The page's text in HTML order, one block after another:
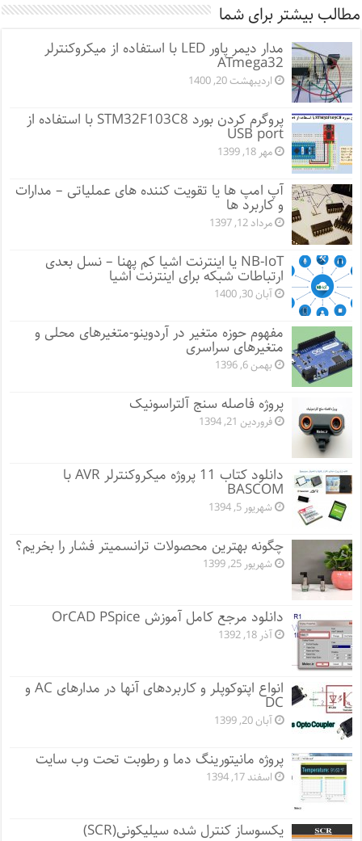
مطالب بیشتر برای شما
مدار دیمر پاور LED با استفاده از میکروکنترلر
ATmega32
اردیبهشت 20, 1400
پروگرم کردن بورد STM32F103C8 با استفاده از
USB port
مهر 18, 1399
آپ امپ ها یا تقویت کننده های عملیاتی – مدارات
و کاربرد ها
مرداد 12, 1397
NB-IoT یا اینترنت اشیا کم پهنا – نسل بعدی
ارتباطات شبکه برای اینترنت اشیا
آبان 30, 1400
مفهوم حوزه متغیر در آردوینو-متغیرهای محلی و
متغیرهای سراسری
بهمن 6, 1396
پروژه فاصله سنج آلتراسونیک
فروردین 21, 1394
دانلود کتاب 11 پروژه میکروکنترلر AVR با
BASCOM
شهریور 5, 1394
چگونه بهترین محصولات ترانسمیتر فشار را بخریم؟
شهریور 25, 1399
دانلود مرجع کامل آموزش OrCAD PSpice
آذر 18, 1392
انواع اپتوکوپلر و کاربردهای آنها در مدارهای AC و
DC
آبان 20, 1399
پروژه مانيتورينگ دما و رطوبت تحت وب سایت
اسفند 17, 1394
یکسوساز کنترل شده سیلیکونی(SCR)